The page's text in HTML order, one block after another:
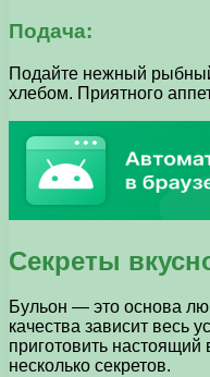
Подача:
Подайте нежный
хлебом. Приятного
Секреты
Бульон — это основа
качества зависит весь
приготовить настоящий
несколько секретов.